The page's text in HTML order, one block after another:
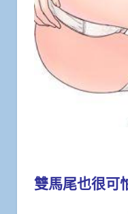
雙馬尾也很可